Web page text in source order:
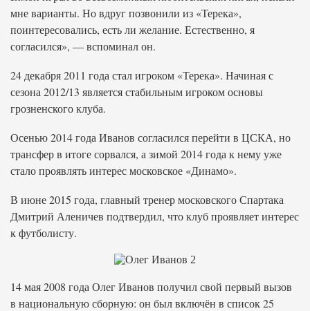
мне варианты. Но вдруг позвонили из «Терека»,
поинтересовались, есть ли желание. Естественно, я
согласился», — вспоминал он.
24 декабря 2011 года стал игроком «Терека». Начиная с
сезона 2012/13 является стабильным игроком основы
грозненского клуба.
Осенью 2014 года Иванов согласился перейти в ЦСКА, но
трансфер в итоге сорвался, а зимой 2014 года к нему уже
стало проявлять интерес московское «Динамо».
В июне 2015 года, главный тренер московского Спартака
Дмитрий Аленичев подтвердил, что клуб проявляет интерес
к футболисту.
14 мая 2008 года Олег Иванов получил свой первый вызов
в национальную сборную: он был включён в список 25